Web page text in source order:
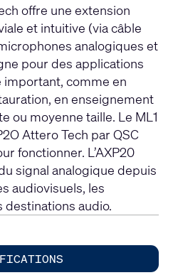
offre une extension
et intuitive (via câble
analogiques et
pour des applications
comme en
en enseignement
ou moyenne taille. Le ML1
Attero Tech par QSC
fonctionner. L’AXP20
signal analogique depuis
audiovisuels, les
destinations audio.